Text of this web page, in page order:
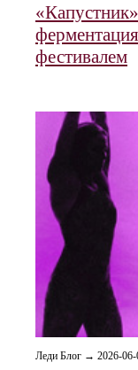
фестивалем
Леди Блог → 2026-06-